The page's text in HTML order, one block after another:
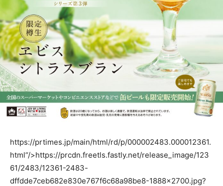
https://prtimes.jp/main/html/rd/p/000002483.000012361.
html“/>https://prcdn.freetls.fastly.net/release_image/123
61/2483/12361-2483-
dffdde7ceb682e830e767f6c68a98be8-1888×2700.jpg?